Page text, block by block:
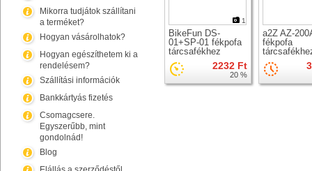
Mikorra tudjátok szállítani
a terméket?
Hogyan vásárolhatok?
Hogyan egészíthetem ki a
rendelésem?
Szállítási információk
Bankkártyás fizetés
Csomagcsere.
Egyszerűbb, mint
gondolnád!
Blog
1
BikeFun DS-
01+SP-01 fékpofa
tárcsafékhez
2232 Ft
20 %
a2Z AZ-
fékpofa